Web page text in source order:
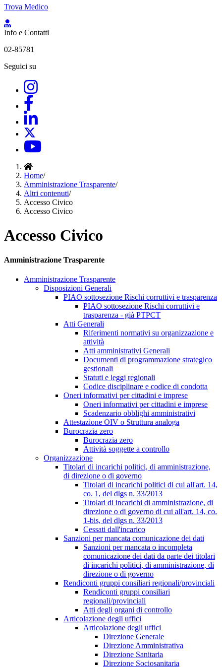
Trova Medico
Info e Contatti
02-85781
Seguici su
Home/
Amministrazione Trasparente/
Altri contenuti/
Accesso Civico
Accesso Civico
Accesso Civico
Amministrazione Trasparente
Amministrazione Trasparente
Disposizioni Generali
PIAO sottosezione Rischi corruttivi e trasparenza
PIAO sottosezione Rischi corruttivi e
trasparenza - già PTPCT
Atti Generali
Riferimenti normativi su organizzazione e
attività
Atti amministrativi Generali
Documenti di programmazione strategico
gestionali
Statuti e leggi regionali
Codice disciplinare e codice di condotta
Oneri informativi per cittadini e imprese
Oneri informativi per cittadini e imprese
Scadenzario obblighi amministrativi
Attestazione OIV o Struttura analoga
Burocrazia zero
Burocrazia zero
Attività soggette a controllo
Organizzazione
Titolari di incarichi politici, di amministrazione,
di direzione o di governo
Titolari di incarichi politici di cui all'art. 14,
co. 1, del dlgs n. 33/2013
Titolari di incarichi di amministrazione, di
direzione o di governo di cui all'art. 14, co.
1-bis, del dlgs n. 33/2013
Cessati dall'incarico
Sanzioni per mancata comunicazione dei dati
Sanzioni per mancata o incompleta
comunicazione dei dati da parte dei titolari
di incarichi politici, di amministrazione, di
direzione o di governo
Rendiconti gruppi consiliari regionali/provinciali
Rendiconti gruppi consiliari
regionali/provinciali
Atti degli organi di controllo
Articolazione degli uffici
Articolazione degli uffici
Direzione Generale
Direzione Amministrativa
Direzione Sanitaria
Direzione Sociosanitaria